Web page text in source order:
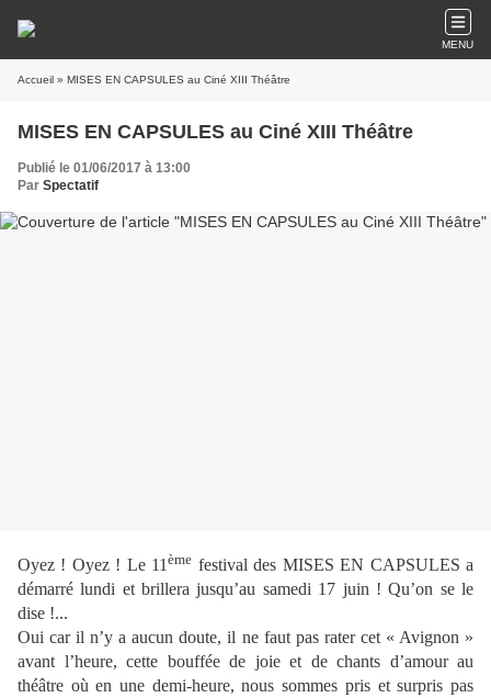
MENU
Accueil » MISES EN CAPSULES au Ciné XIII Théâtre
MISES EN CAPSULES au Ciné XIII Théâtre
Publié le 01/06/2017 à 13:00
Par Spectatif
Oyez ! Oyez ! Le 11ème festival des MISES EN CAPSULES a
démarré lundi et brillera jusqu’au samedi 17 juin ! Qu’on se le
dise !...
Oui car il n’y a aucun doute, il ne faut pas rater cet « Avignon »
avant l’heure, cette bouffée de joie et de chants d’amour au
théâtre où en une demi-heure, nous sommes pris et surpris pas